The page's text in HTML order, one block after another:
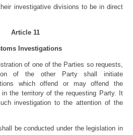
investigative divisions to be in direct
Article 11
Investigations
of one of the Parties so requests,
of the other Party shall initiate
which offend or may offend the
the territory of the requesting Party. It
investigation to the attention of the
be conducted under the legislation in